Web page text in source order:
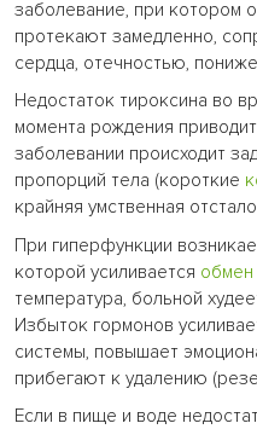
заболевание, при котором
протекают замедленно,
сердца, отечностью,
Недостаток тироксина во
момента рождения
заболевании происходит
пропорций тела (короткие
крайняя умственная
При гиперфункции
которой усиливается
температура, больной
Избыток гормонов
системы, повышает
прибегают к удалению
Если в пище и воде